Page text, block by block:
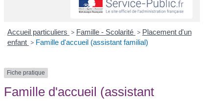
Accueil particuliers > Famille - Scolarité > Placement d'un
enfant > Famille d'accueil (assistant familial)
Fiche pratique
Famille d'accueil (assistant